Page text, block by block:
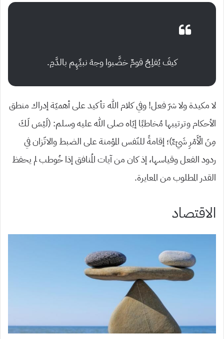
كيفَ يُفلِحُ قومٌ خضَّبوا وجهَ نبيِّهِم بالدَّمِ.
لا مكيدة ولا شرّ فعل! وفي كلام الله تأكيد على أهميّة إدراك منطق
الأحكام وترتيبها مُخاطبًا إيّاه صلى الله عليه وسلم: (لَيْسَ لَكَ
مِنَ الْأَمْرِ شَيْءٌ)؛ إقامةً للنّفس المؤمنة على الضبط والاتّزان في
ردود الفعل وقياسها، إذ كان من آيات المُنافق إذا خُوطب لم يحفظ
القدر المطلوب من المعايرة.
الاقتصاد